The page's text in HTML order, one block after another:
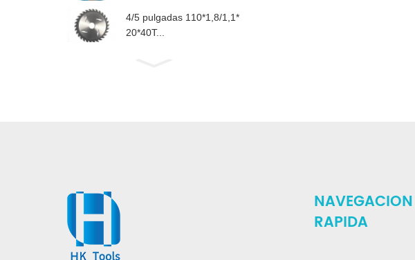
4/5 pulgadas 110*1,8/1,1*
20*40T...
NAVEGACION
RAPIDA